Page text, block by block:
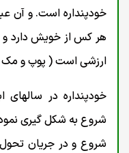
خودپنداره است. و آن
هر کس از خویش دارد و
ارزشی است ( پوپ و مک هال، ۱۹۸۸؛
خودپنداره در سالهای
شروع به شکل گیری
شروع و در جریان تحول